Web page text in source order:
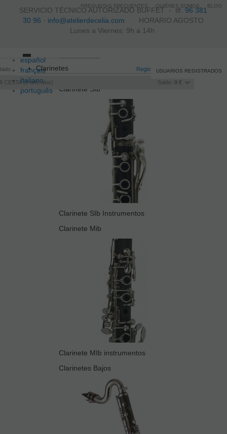
SERVICIO TÉCNICO AUTORIZADO BUFFET -tlf.96 381
30 96 · info@atelierdecelia.com HORARIO AGOSTO
Lunes a Viernes: 9h a 14h
español
français
Italiano
português
Registro /Iniciar sesión
CESTA 0artículos Saldo: 0 €
USUARIOS REGISTRADOS
Toggle
navigation
Clarinetes
Clarinete SIb
Clarinete SIb Instrumentos
Clarinete Mib
Clarinete MIb instrumentos
Clarinetes Bajos
PREGUNTAS FRECUENTES QUIÉNES SOMOS BLOG